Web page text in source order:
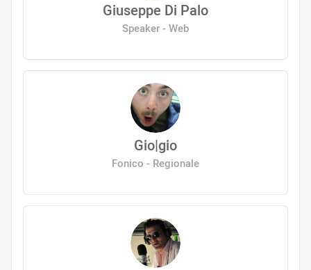
Giuseppe Di Palo
Speaker - Web
Gio|gio
Fonico - Regionale